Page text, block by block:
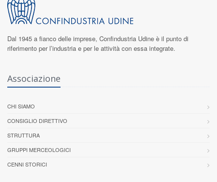
Dal 1945 a fianco delle imprese, Confindustria Udine è il punto di
riferimento per l’industria e per le attività con essa integrate.
Associazione
CHI SIAMO
CONSIGLIO DIRETTIVO
STRUTTURA
GRUPPI MERCEOLOGICI
CENNI STORICI